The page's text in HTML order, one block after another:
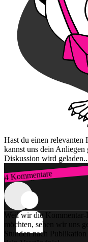
Hast du einen relevanten
kannst uns dein
Diskussion wird
4 Kommentare
Zum Login
Weil wir die Kommentar-
möchten, sehen wir uns
Stunden nach